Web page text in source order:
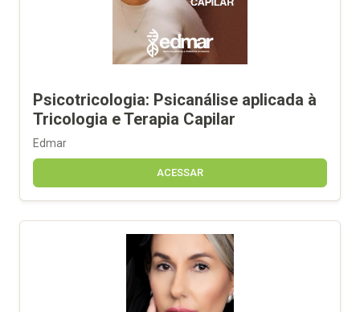
Psicotricologia: Psicanálise aplicada à
Tricologia e Terapia Capilar
Edmar
ACESSAR